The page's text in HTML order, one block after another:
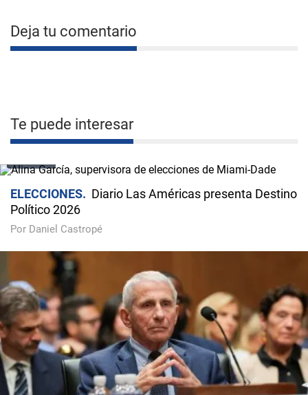
Deja tu comentario
Te puede interesar
ELECCIONES
Diario Las Américas presenta Destino
Político 2026
Por Daniel Castropé